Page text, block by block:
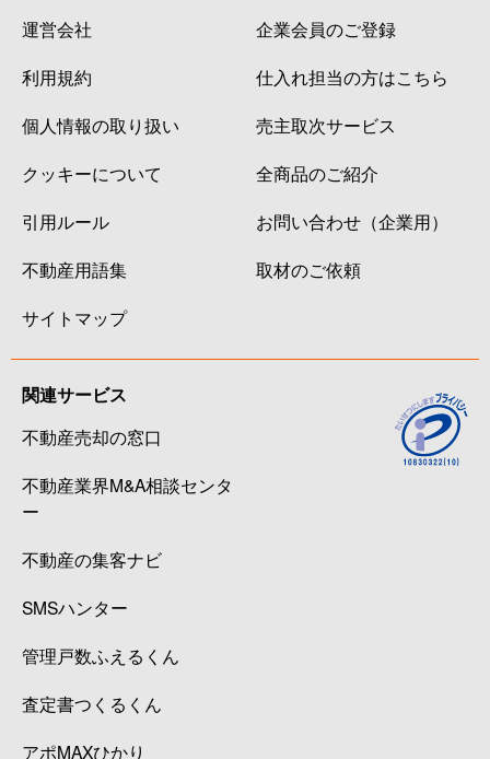
運営会社
利用規約
個人情報の取り扱い
クッキーについて
引用ルール
不動産用語集
サイトマップ
企業会員のご登録
仕入れ担当の方はこちら
売主取次サービス
全商品のご紹介
お問い合わせ（企業用）
取材のご依頼
関連サービス
不動産売却の窓口
不動産業界M&A相談センタ
ー
不動産の集客ナビ
SMSハンター
管理戸数ふえるくん
査定書つくるくん
アポMAXひかり